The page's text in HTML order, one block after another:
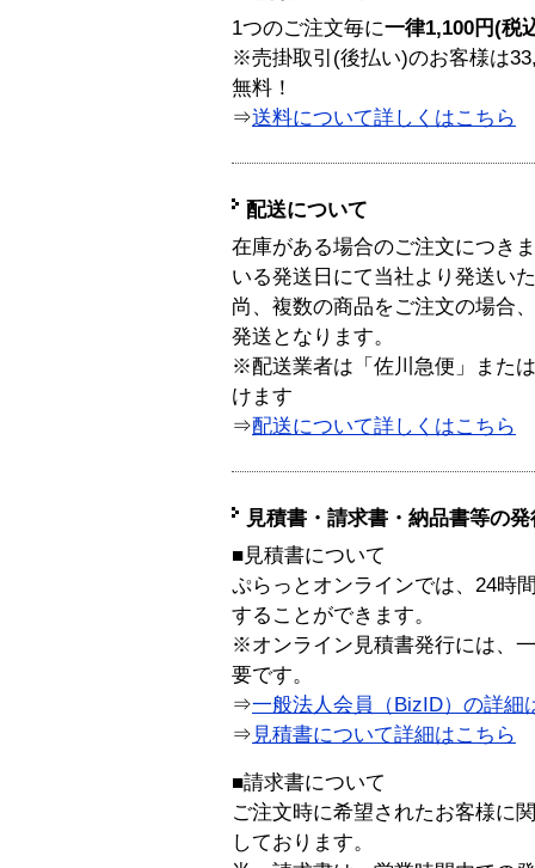
1つのご注文毎に一律1,100円(税
※売掛取引(後払い)のお客様は
無料！
⇒送料について詳しくはこちら
配送について
在庫がある場合のご注文につき
いる発送日にて当社より発送い
尚、複数の商品をご注文の場合
発送となります。
※配送業者は「佐川急便」また
けます
⇒配送について詳しくはこちら
見積書・請求書・納品書等の
■見積書について
ぷらっとオンラインでは、24時
することができます。
※オンライン見積書発行には、
要です。
⇒一般法人会員（BizID）の詳細
⇒ 見積書について詳細はこちら
■請求書について
ご注文時に希望されたお客様に
しております。